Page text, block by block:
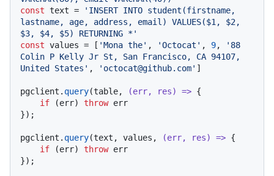
const text =
'INSERT INTO student(firstname,
lastname, age, address, email) VALUES($1, $2,
$3, $4, $5) RETURNING *'
const values = [ 'Mona the' , 'Octocat' , 9,
'88
Colin P Kelly Jr St, San Francisco, CA 94107,
United States' , 'octocat@github.com' ]
pgclient. query(table, (err, res) => {
if (err) throw err
});
pgclient. query(text, values, (err, res) => {
if (err) throw err
});